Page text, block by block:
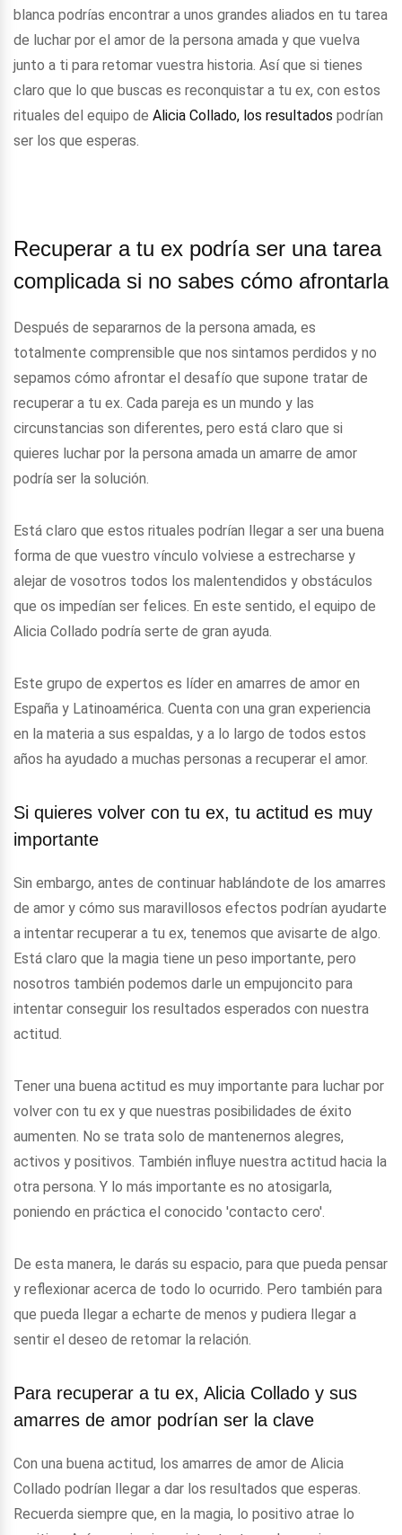
blanca podrías encontrar a unos grandes aliados en tu tarea
de luchar por el amor de la persona amada y que vuelva
junto a ti para retomar vuestra historia. Así que si tienes
claro que lo que buscas es reconquistar a tu ex, con estos
rituales del equipo de Alicia Collado, los resultados podrían
ser los que esperas.
Recuperar a tu ex podría ser una tarea
complicada si no sabes cómo afrontarla
Después de separarnos de la persona amada, es
totalmente comprensible que nos sintamos perdidos y no
sepamos cómo afrontar el desafío que supone tratar de
recuperar a tu ex. Cada pareja es un mundo y las
circunstancias son diferentes, pero está claro que si
quieres luchar por la persona amada un amarre de amor
podría ser la solución.
Está claro que estos rituales podrían llegar a ser una buena
forma de que vuestro vínculo volviese a estrecharse y
alejar de vosotros todos los malentendidos y obstáculos
que os impedían ser felices. En este sentido, el equipo de
Alicia Collado podría serte de gran ayuda.
Este grupo de expertos es líder en amarres de amor en
España y Latinoamérica. Cuenta con una gran experiencia
en la materia a sus espaldas, y a lo largo de todos estos
años ha ayudado a muchas personas a recuperar el amor.
Si quieres volver con tu ex, tu actitud es muy
importante
Sin embargo, antes de continuar hablándote de los amarres
de amor y cómo sus maravillosos efectos podrían ayudarte
a intentar recuperar a tu ex, tenemos que avisarte de algo.
Está claro que la magia tiene un peso importante, pero
nosotros también podemos darle un empujoncito para
intentar conseguir los resultados esperados con nuestra
actitud.
Tener una buena actitud es muy importante para luchar por
volver con tu ex y que nuestras posibilidades de éxito
aumenten. No se trata solo de mantenernos alegres,
activos y positivos. También influye nuestra actitud hacia la
otra persona. Y lo más importante es no atosigarla,
poniendo en práctica el conocido 'contacto cero'.
De esta manera, le darás su espacio, para que pueda pensar
y reflexionar acerca de todo lo ocurrido. Pero también para
que pueda llegar a echarte de menos y pudiera llegar a
sentir el deseo de retomar la relación.
Para recuperar a tu ex, Alicia Collado y sus
amarres de amor podrían ser la clave
Con una buena actitud, los amarres de amor de Alicia
Collado podrían llegar a dar los resultados que esperas.
Recuerda siempre que, en la magia, lo positivo atrae lo